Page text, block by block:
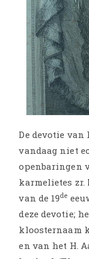
De devotie van
vandaag niet
openbaringen
karmelietes
van de 19de
deze devotie;
kloosternaam
en van het H.